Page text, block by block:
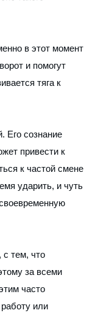
в этот момент
и помогут
тяга к
Его сознание
привести к
к частой смене
ударить, и чуть
с тем, что
за всеми
часто
или